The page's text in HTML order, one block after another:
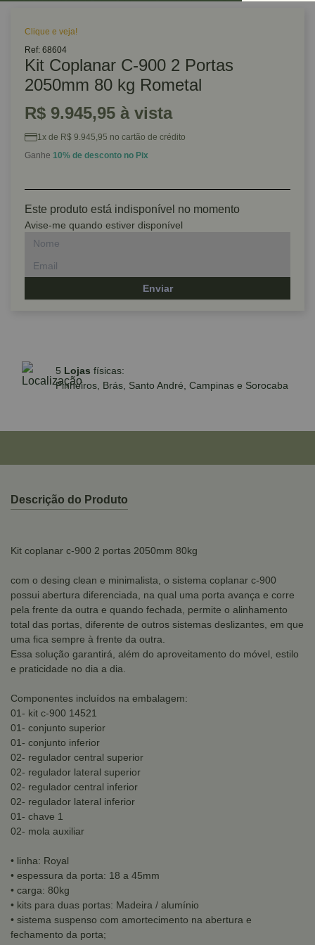
Clique e veja!
Ref: 68604
Kit Coplanar C-900 2 Portas
2050mm 80 kg Rometal
R$ 9.945,95 à vista
1x de R$ 9.945,95 no cartão de crédito
Ganhe 10% de desconto no Pix
Este produto está indisponível no momento
Avise-me quando estiver disponível
Enviar
o Brasil
Pinheiros, Brás, Santo
Descrição do Produto
Kit coplanar c-900 2 portas 2050mm 80kg
com o desing clean e minimalista, o sistema coplanar c-900
possui abertura diferenciada, na qual uma porta avança e corre
pela frente da outra e quando fechada, permite o alinhamento
total das portas, diferente de outros sistemas deslizantes, em que
uma fica sempre à frente da outra.
Essa solução garantirá, além do aproveitamento do móvel, estilo
e praticidade no dia a dia.
Componentes incluídos na embalagem:
01- kit c-900 14521
01- conjunto superior
01- conjunto inferior
02- regulador central superior
02- regulador lateral superior
02- regulador central inferior
02- regulador lateral inferior
01- chave 1
02- mola auxiliar
• linha: Royal
• espessura da porta: 18 a 45mm
• carga: 80kg
• kits para duas portas: Madeira / alumínio
• sistema suspenso com amortecimento na abertura e
fechamento da porta;